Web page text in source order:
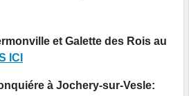
et Galette des Rois au
ICI
à Jochery-sur-Vesle: